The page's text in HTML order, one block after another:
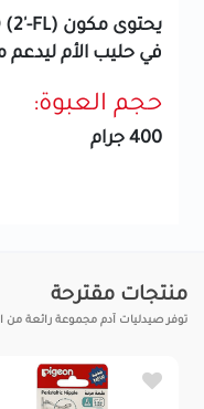
في حليب الأم
حجم العبوة:
400 جرام
منتجات مقترحة
توفر صيدليات آدم مجموعة رائعة من